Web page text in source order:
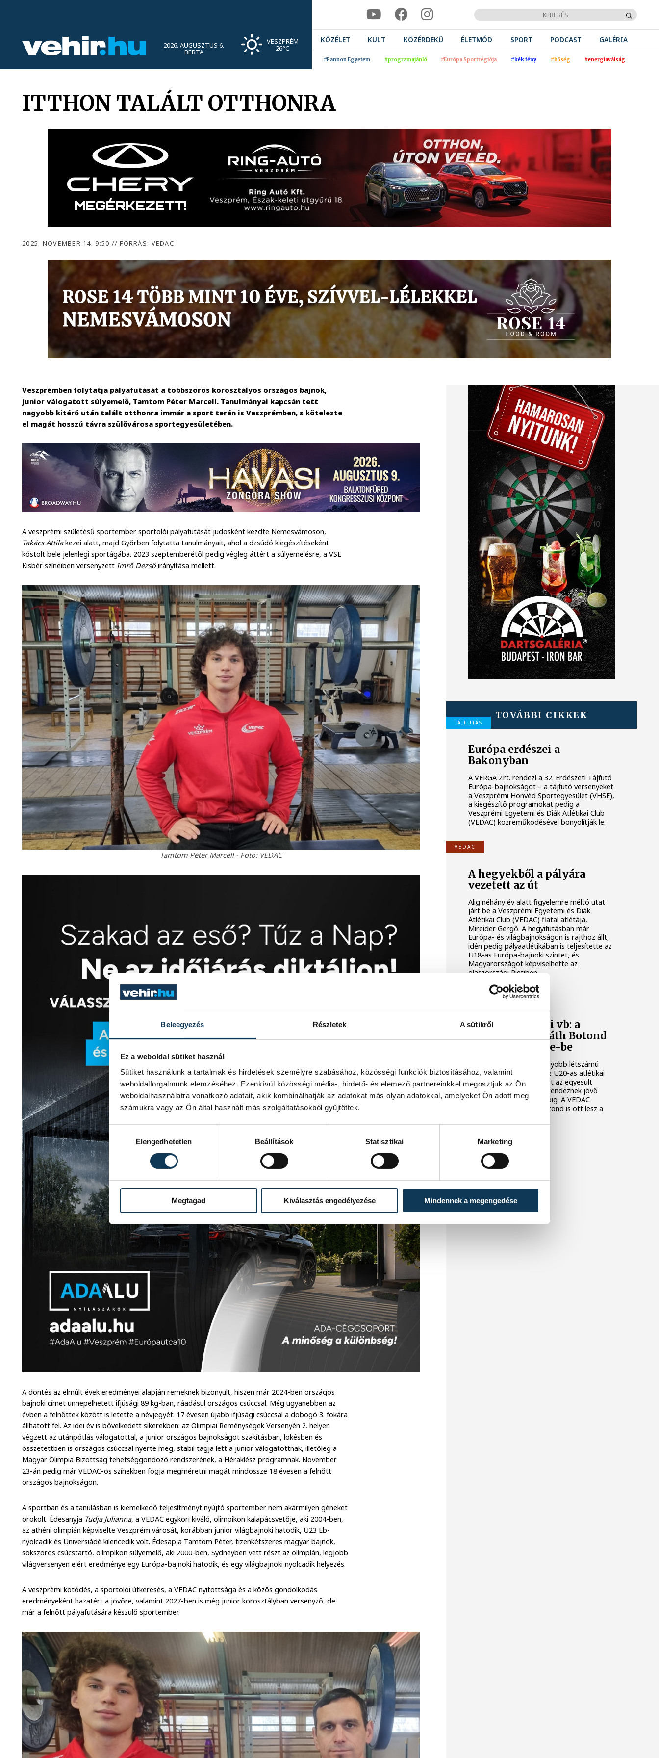
Beleegyezés Részletek A sütikről
Ez a weboldal sütiket használ
Sütiket használunk a tartalmak és hirdetések személyre szabásához, közösségi funkciók biztosításához, valamint
weboldalforgalmunk elemzéséhez. Ezenkívül közösségi média-, hirdető- és elemező partnereinkkel megosztjuk az Ön
weboldalhasználatra vonatkozó adatait, akik kombinálhatják az adatokat más olyan adatokkal, amelyeket Ön adott meg
számukra vagy az Ön által használt más szolgáltatásokból gyűjtöttek.
Elengedhetetlen
Beállítások Statisztikai Marketing
Megtagad Kiválasztás engedélyezése Mindennek a megengedése
2026. AUGUSZTUS 6.
BERTA
VESZPRÉM
26°C
KÖZÉLET KULT KÖZÉRDEKŰ ÉLETMÓD SPORT PODCAST GALÉRIA
#Pannon Egyetem #programajánló #Európa Sportrégiója #kék fény #hőség #energiaválság
ITTHON TALÁLT OTTHONRA
2025. NOVEMBER 14. 9:50 // FORRÁS: VEDAC
Veszprémben folytatja pályafutását a többszörös korosztályos országos bajnok,
junior válogatott súlyemelő, Tamtom Péter Marcell. Tanulmányai kapcsán tett
nagyobb kitérő után talált otthonra immár a sport terén is Veszprémben, s kötelezte
el magát hosszú távra szülővárosa sportegyesületében.
A veszprémi születésű sportember sportolói pályafutását judosként kezdte Nemesvámoson,
Takács Attilakezei alatt, majd Győrben folytatta tanulmányait, ahol a dzsúdó kiegészítéseként
kóstolt bele jelenlegi sportágába. 2023 szeptemberétől pedig végleg áttért a súlyemelésre, a VSE
Kisbér színeiben versenyzett Imrő Dezsőirányítása mellett.
Tamtom Péter Marcell - Fotó: VEDAC
A döntés az elmúlt évek eredményei alapján remeknek bizonyult, hiszen már 2024-ben országos
bajnoki címet ünnepelhetett ifjúsági 89 kg-ban, ráadásul országos csúccsal. Még ugyanebben az
évben a felnőttek között is letette a névjegyét: 17 évesen újabb ifjúsági csúccsal a dobogó 3. fokára
állhatott fel. Az idei év is bővelkedett sikerekben: az Olimpiai Reménységek Versenyén 2. helyen
végzett az utánpótlás válogatottal, a junior országos bajnokságot szakításban, lökésben és
összetettben is országos csúccsal nyerte meg, stabil tagja lett a junior válogatottnak, illetőleg a
Magyar Olimpia Bizottság tehetséggondozó rendszerének, a Héraklész programnak. November
23-án pedig már VEDAC-os színekben fogja megméretni magát mindössze 18 évesen a felnőtt
országos bajnokságon.
A sportban és a tanulásban is kiemelkedő teljesítményt nyújtó sportember nem akármilyen géneket
örökölt. Édesanyja Tudja Julianna, a VEDAC egykori kiváló, olimpikon kalapácsvetője, aki 2004-ben,
az athéni olimpián képviselte Veszprém városát, korábban junior világbajnoki hatodik, U23 Eb-
nyolcadik és Universiádé kilencedik volt. Édesapja Tamtom Péter, tizenkétszeres magyar bajnok,
sokszoros csúcstartó, olimpikon súlyemelő, aki 2000-ben, Sydneyben vett részt az olimpián, legjobb
világversenyen elért eredménye egy Európa-bajnoki hatodik, és egy világbajnoki nyolcadik helyezés.
A veszprémi kötődés, a sportolói útkeresés, a VEDAC nyitottsága és a közös gondolkodás
eredményeként hazatért a jövőre, valamint 2027-ben is még junior korosztályban versenyző, de
már a felnőtt pályafutására készülő sportember.
TOVÁBBI CIKKEK
TÁJFUTÁS
Európa erdészei a
Bakonyban
A VERGA Zrt. rendezi a 32. Erdészeti Tájfutó
Európa-bajnokságot – a tájfutó versenyeket
a Veszprémi Honvéd Sportegyesület (VHSE),
a kiegészítő programokat pedig a
Veszprémi Egyetemi és Diák Atlétikai Club
(VEDAC) közreműködésével bonyolítják le.
VEDAC
A hegyekből a pályára
vezetett az út
Alig néhány év alatt figyelemre méltó utat
járt be a Veszprémi Egyetemi és Diák
Atlétikai Club (VEDAC) fiatal atlétája,
Mireider Gergő. A hegyifutásban már
Európa- és világbajnokságon is rajthoz állt,
idén pedig pályaatlétikában is teljesítette az
U18-as Európa-bajnoki szintet, és
Magyarországot képviselhette az
olaszországi Rietiben.
U20-as atlétikai vb: a
VEDAC-os Horváth Botond
is utazik Eugene-be
Minden idők egyik legnagyobb létszámú
magyar csapata utazik az U20-as atlétikai
világbajnokságra, amelyet az egyesült
államokbeli Eugene-ben rendeznek jövő
héten szerdától vasárnapig. A VEDAC
távolugrója, Horváth Botond is ott lesz a